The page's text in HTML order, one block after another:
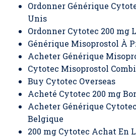
Ordonner Générique
Unis
Ordonner Cytotec 200 mg
Générique Misoprostol À
Acheter Générique
Cytotec Misoprostol
Buy Cytotec Overseas
Acheté Cytotec 200 mg
Acheter Générique
Belgique
200 mg Cytotec Achat En